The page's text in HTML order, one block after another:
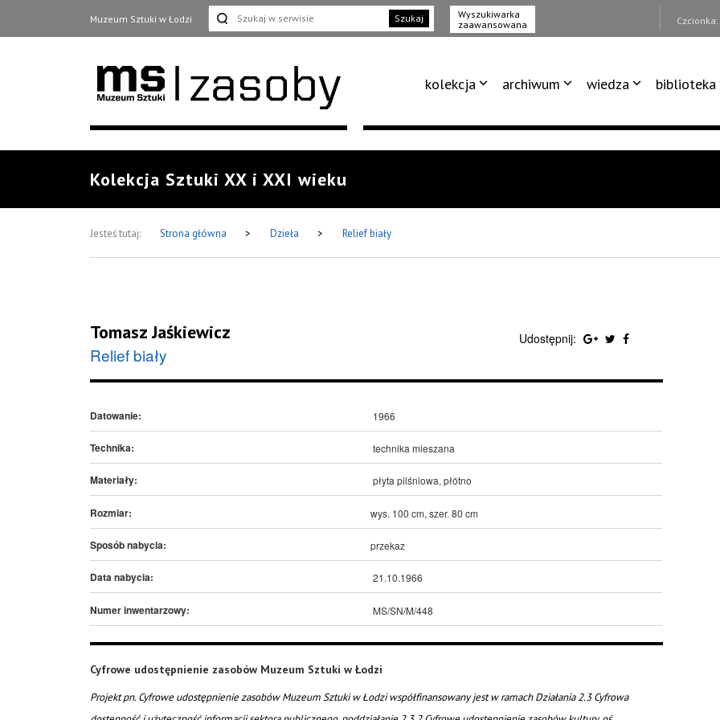
Muzeum Sztuki w Łodzi Szukaj
Wyszukiwarka
zaawansowana
Czcionka:
kolekcja archiwum wiedza biblioteka
Kolekcja Sztuki XX i XXI wieku
Jesteś tutaj: Strona główna > Dzieła > Relief biały
Tomasz Jaśkiewicz
Relief biały
Udostępnij:
Datowanie: 1966
Technika: technika mieszana
Materiały: płyta pilśniowa, płótno
Rozmiar: wys. 100 cm, szer. 80 cm
Sposób nabycia: przekaz
Data nabycia: 21.10.1966
Numer inwentarzowy: MS/SN/M/448
Cyfrowe udostępnienie zasobów Muzeum Sztuki w Łodzi
Projekt pn. Cyfrowe udostępnienie zasobów Muzeum Sztuki w Łodzi współfinansowany jest w ramach Działania 2.3 Cyfrowa